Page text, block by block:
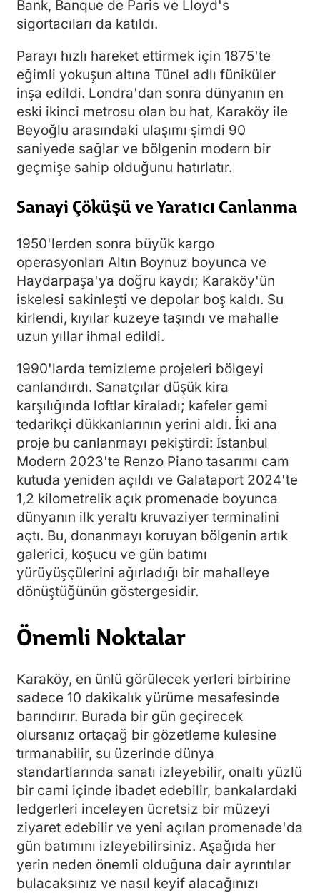
Bank, Banque de Paris ve Lloyd's
sigortacıları da katıldı.
Parayı hızlı hareket ettirmek için 1875'te
eğimli yokuşun altına Tünel adlı füniküler
inşa edildi. Londra'dan sonra dünyanın en
eski ikinci metrosu olan bu hat, Karaköy ile
Beyoğlu arasındaki ulaşımı şimdi 90
saniyede sağlar ve bölgenin modern bir
geçmişe sahip olduğunu hatırlatır.
Sanayi Çöküşü ve Yaratıcı Canlanma
1950'lerden sonra büyük kargo
operasyonları Altın Boynuz boyunca ve
Haydarpaşa'ya doğru kaydı; Karaköy'ün
iskelesi sakinleşti ve depolar boş kaldı. Su
kirlendi, kıyılar kuzeye taşındı ve mahalle
uzun yıllar ihmal edildi.
1990'larda temizleme projeleri bölgeyi
canlandırdı. Sanatçılar düşük kira
karşılığında loftlar kiraladı; kafeler gemi
tedarikçi dükkanlarının yerini aldı. İki ana
proje bu canlanmayı pekiştirdi: İstanbul
Modern 2023'te Renzo Piano tasarımı cam
kutuda yeniden açıldı ve Galataport 2024'te
1,2 kilometrelik açık promenade boyunca
dünyanın ilk yeraltı kruvaziyer terminalini
açtı. Bu, donanmayı koruyan bölgenin artık
galerici, koşucu ve gün batımı
yürüyüşçülerini ağırladığı bir mahalleye
dönüştüğünün göstergesidir.
Önemli Noktalar
Karaköy, en ünlü görülecek yerleri birbirine
sadece 10 dakikalık yürüme mesafesinde
barındırır. Burada bir gün geçirecek
olursanız ortaçağ bir gözetleme kulesine
tırmanabilir, su üzerinde dünya
standartlarında sanatı izleyebilir, onaltı yüzlü
bir cami içinde ibadet edebilir, bankalardaki
ledgerleri inceleyen ücretsiz bir müzeyi
ziyaret edebilir ve yeni açılan promenade'da
gün batımını izleyebilirsiniz. Aşağıda her
yerin neden önemli olduğuna dair ayrıntılar
bulacaksınız ve nasıl keyif alacağınızı